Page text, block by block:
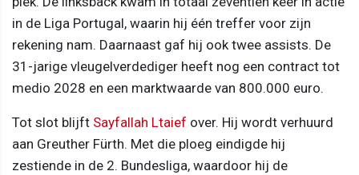
in de Liga Portugal, waarin hij één treffer voor zijn
rekening nam. Daarnaast gaf hij ook twee assists. De
31-jarige vleugelverdediger heeft nog een contract tot
medio 2028 en een marktwaarde van 800.000 euro.
Tot slot blijft Sayfallah Ltaief over. Hij wordt verhuurd
aan Greuther Fürth. Met die ploeg eindigde hij
zestiende in de 2. Bundesliga, waardoor hij de